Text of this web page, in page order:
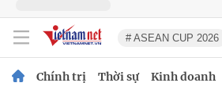
# ASEAN CUP 2026
Chính trị Thời sự Kinh doanh